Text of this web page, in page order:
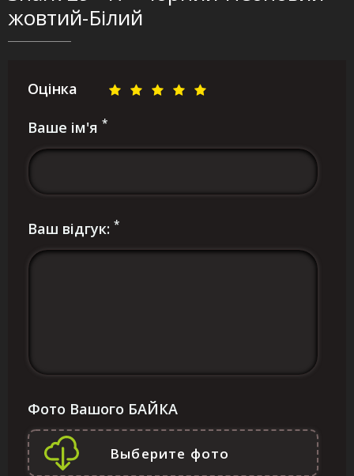
жовтий-Білий
Оцінка
Ваше ім'я *
Ваш відгук: *
Фото Вашого БАЙКА